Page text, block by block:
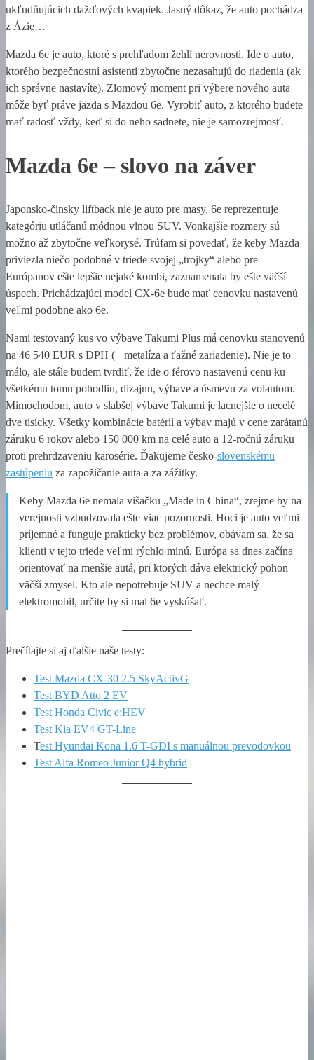
ukľudňujúcich dažďových kvapiek. Jasný dôkaz, že auto pochádza
z Ázie…
Mazda 6e je auto, ktoré s prehľadom žehlí nerovnosti. Ide o auto,
ktorého bezpečnostní asistenti zbytočne nezasahujú do riadenia (ak
ich správne nastavíte). Zlomový moment pri výbere nového auta
môže byť práve jazda s Mazdou 6e. Vyrobiť auto, z ktorého budete
mať radosť vždy, keď si do neho sadnete, nie je samozrejmosť.
Mazda 6e – slovo na záver
Japonsko-čínsky liftback nie je auto pre masy, 6e reprezentuje
kategóriu utláčanú módnou vlnou SUV. Vonkajšie rozmery sú
možno až zbytočne veľkorysé. Trúfam si povedať, že keby Mazda
priviezla niečo podobné v triede svojej „trojky“ alebo pre
Európanov ešte lepšie nejaké kombi, zaznamenala by ešte väčší
úspech. Prichádzajúci model CX-6e bude mať cenovku nastavenú
veľmi podobne ako 6e.
Nami testovaný kus vo výbave Takumi Plus má cenovku stanovenú
na 46 540 EUR s DPH (+ metalíza a ťažné zariadenie). Nie je to
málo, ale stále budem tvrdiť, že ide o férovo nastavenú cenu ku
všetkému tomu pohodliu, dizajnu, výbave a úsmevu za volantom.
Mimochodom, auto v slabšej výbave Takumi je lacnejšie o necelé
dve tisícky. Všetky kombinácie batérií a výbav majú v cene zarátanú
záruku 6 rokov alebo 150 000 km na celé auto a 12-ročnú záruku
proti prehrdzaveniu karosérie. Ďakujeme česko-slovenskému
zastúpeniu za zapožičanie auta a za zážitky.
Keby Mazda 6e nemala višačku „Made in China“, zrejme by na
verejnosti vzbudzovala ešte viac pozornosti. Hoci je auto veľmi
príjemné a funguje prakticky bez problémov, obávam sa, že sa
klienti v tejto triede veľmi rýchlo minú. Európa sa dnes začína
orientovať na menšie autá, pri ktorých dáva elektrický pohon
väčší zmysel. Kto ale nepotrebuje SUV a nechce malý
elektromobil, určite by si mal 6e vyskúšať.
Prečítajte si aj ďalšie naše testy:
Test Mazda CX-30 2.5 SkyActivG
Test BYD Atto 2 EV
Test Honda Civic e:HEV
Test Kia EV4 GT-Line
Test Hyundai Kona 1.6 T-GDI s manuálnou prevodovkou
Test Alfa Romeo Junior Q4 hybrid